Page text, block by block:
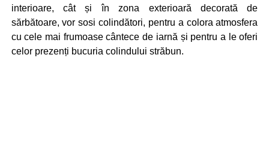
interioare, cât și în zona exterioară decorată de
sărbătoare, vor sosi colindători, pentru a colora atmosfera
cu cele mai frumoase cântece de iarnă și pentru a le oferi
celor prezenți bucuria colindului străbun.